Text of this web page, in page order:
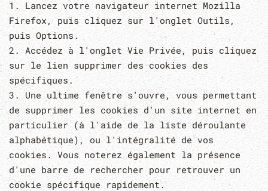
1. Lancez votre navigateur internet Mozilla
Firefox, puis cliquez sur l'onglet Outils,
puis Options.
2. Accédez à l'onglet Vie Privée, puis cliquez
sur le lien supprimer des cookies des
spécifiques.
3. Une ultime fenêtre s'ouvre, vous permettant
de supprimer les cookies d'un site internet en
particulier (à l'aide de la liste déroulante
alphabétique), ou l'intégralité de vos
cookies. Vous noterez également la présence
d'une barre de rechercher pour retrouver un
cookie spécifique rapidement.